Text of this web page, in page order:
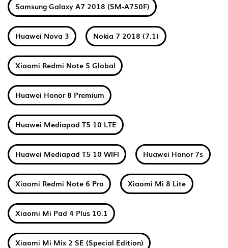
Samsung Galaxy A7 2018 (SM-A750F)
Huawei Nova 3 Nokia 7 2018 (7.1)
Xiaomi Redmi Note 5 Global
Huawei Honor 8 Premium
Huawei Mediapad T5 10 LTE
Huawei Mediapad T5 10 WIFI Huawei Honor 7s
Xiaomi Redmi Note 6 Pro Xiaomi Mi 8 Lite
Xiaomi Mi Pad 4 Plus 10.1
Xiaomi Mi Mix 2 SE (Special Edition)